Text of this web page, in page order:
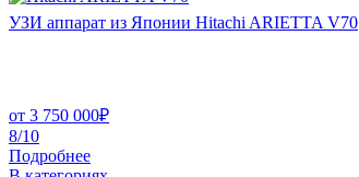
УЗИ аппарат из Японии Hitachi ARIETTA V70
от 3 750 000₽
8/10
Подробнее